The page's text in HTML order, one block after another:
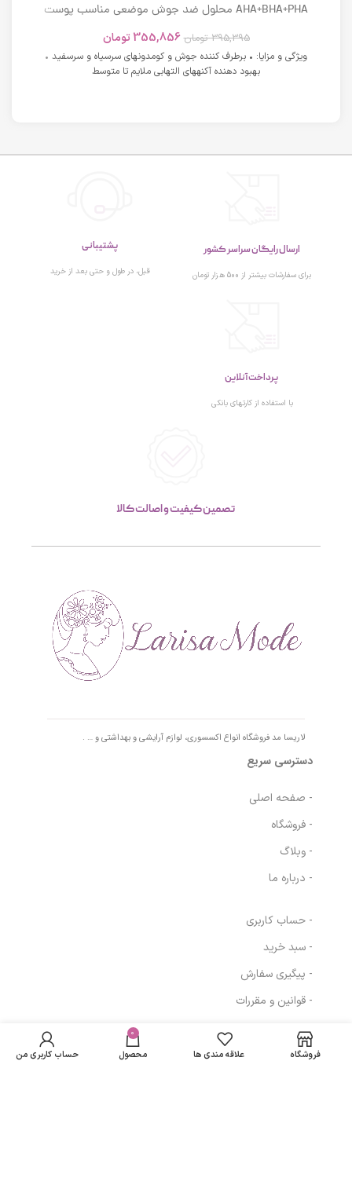
AHA+BHA+PHA محلول ضد جوش موضعی مناسب پوست
395,395 تومان 355,856 تومان
ویژگی و مزایا: • برطرف کننده جوش و کومدونهای سرسیاه و سرسفید •
بهبود دهنده آکنههای التهابی ملایم تا متوسط
ارسال رایگان سراسر کشور
برای سفارشات بیشتر از 500 هزار تومان
پشتیبانی
قبل، در طول و حتی بعد از خرید
پرداخت آنلاین
با استفاده از کارتهای بانکی
تصمین کیفیت و اصالت کالا
لاریسا مد فروشگاه انواع اکسسوری، لوازم آرایشی و بهداشتی و … .
دسترسی سریع
- صفحه اصلی
- فروشگاه
- وبلاگ
- درباره ما
- حساب کاربری
- سبد خرید
- پیگیری سفارش
- قوانین و مقررات
مسیرهای ارتباطی
مدل AHA %12
تومان
باشد فروشگاه علاقه مندی ها
0
محصول حساب کاربری من